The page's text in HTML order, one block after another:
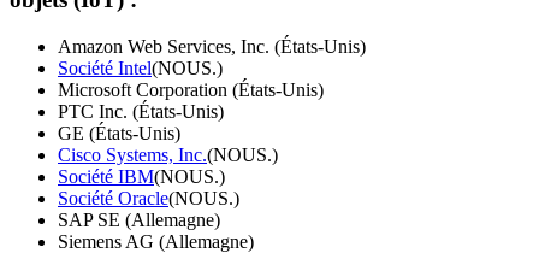
Amazon Web Services, Inc. (États-Unis)
Société Intel(NOUS.)
Microsoft Corporation (États-Unis)
PTC Inc. (États-Unis)
GE (États-Unis)
Cisco Systems, Inc.(NOUS.)
Société IBM(NOUS.)
Société Oracle(NOUS.)
SAP SE (Allemagne)
Siemens AG (Allemagne)